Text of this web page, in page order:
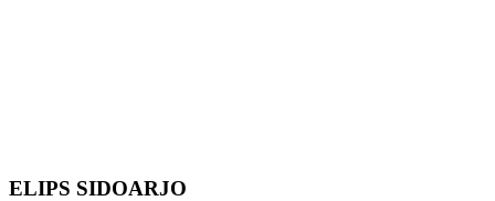
ELIPS SIDOARJO